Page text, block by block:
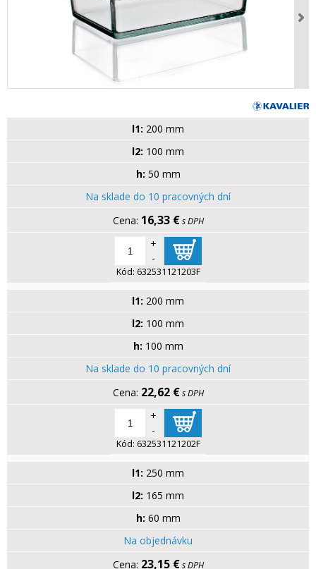
l1: 200 mm
l2: 100 mm
h: 50 mm
Na sklade do 10 pracovných dní
16,33 € s DPH
+
-
Kód: 632531121203F
l1: 200 mm
l2: 100 mm
h: 100 mm
Na sklade do 10 pracovných dní
22,62 € s DPH
+
-
Kód: 632531121202F
l1: 250 mm
l2: 165 mm
h: 60 mm
Na objednávku
23,15 € s DPH